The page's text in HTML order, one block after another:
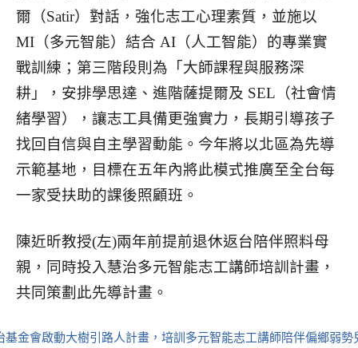
爾（Satir）對話，強化志工心理素質，並施以
MI（多元智能）結合 AI（人工智能）的專業實
戰訓練；第三階段則為「大師課程與服務深
耕」，安排學思達、進階薩提爾及 SEL（社會情
緒學習），讓志工具備更強實力，長期引導孩子
找回自信與自主學習動能。今年將以北區為先導
示範基地，目標在五年內將此模式推廣至全台每
一家受扶助的課後照顧班。
陳近昕教授(左)兩年前提前退休返台陪伴照料母
親，同時投入慧治多元智能志工講師培訓計畫，
共同策劃此先導計畫。